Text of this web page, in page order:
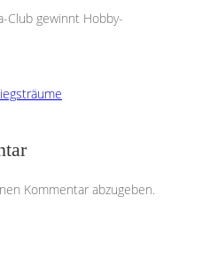
Club gewinnt Hobby-
Kommentar abzugeben.